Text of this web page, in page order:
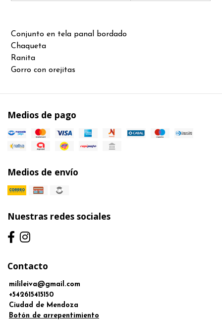
Conjunto en tela panal bordado
Chaqueta
Ranita
Gorro con orejitas
Medios de pago
Medios de envío
Nuestras redes sociales
Contacto
milileiva@gmail.com
+542615415150
Ciudad de Mendoza
Botón de arrepentimiento